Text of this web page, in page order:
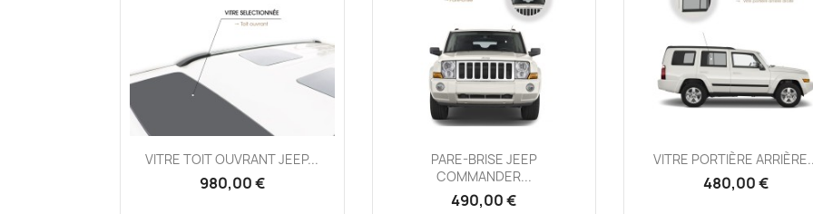
Aperçu rapide
VITRE TOIT OUVRANT JEEP...
980,00 €
Aperçu rapide
PARE-BRISE JEEP
COMMANDER...
490,00 €
Aperçu rapide
VITRE PORTIÈRE
480,00 €